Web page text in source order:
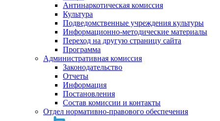
Антинаркотическая комиссия
Культура
Подведомственные учреждения культуры
Информационно-методические материалы
Переход на другую страницу сайта
Программа
Административная комиссия
Законодательство
Отчеты
Информация
Постановления
Состав комиссии и контакты
Отдел нормативно-правового обеспечения